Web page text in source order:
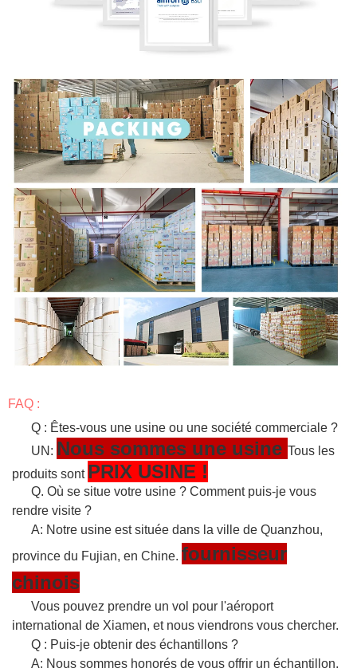
FAQ :
Q : Êtes-vous une usine ou une société commerciale ?
UN: Nous sommes une usine Tous les
produits sont PRIX USINE !
Q. Où se situe votre usine ? Comment puis-je vous
rendre visite ?
A: Notre usine est située dans la ville de Quanzhou,
province du Fujian, en Chine. fournisseur
chinois
Vous pouvez prendre un vol pour l'aéroport
international de Xiamen, et nous viendrons vous chercher.
Q : Puis-je obtenir des échantillons ?
A: Nous sommes honorés de vous offrir un échantillon.